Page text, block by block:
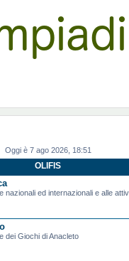
Oggi è 7 ago 2026, 18:51
OLIFIS
nazionali ed internazionali e alle
dei Giochi di Anacleto